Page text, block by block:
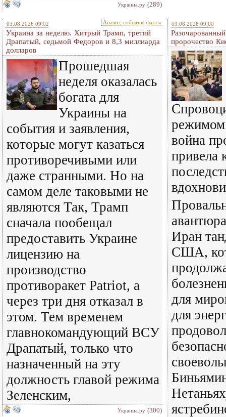
Украина.ру (289)
03.08.2026 09:02 Анализ, события, факты
Украина за неделю. Хитрый Трамп, третий
Драпатый, седьмой Федоров и 8,3 миллиарда
долларов
Прошедшая
неделя оказалась
богата для
Украины на
события и заявления,
которые могут казаться
противоречивыми или
даже странными. Но на
самом деле таковыми не
являются Так, Трамп
сначала пообещал
предоставить Украине
лицензию на
производство
противоракет Patriot, а
через три дня отказал в
этом. Тем временем
главнокомандующий ВСУ
Драпатый, только что
назначенный на эту
должность главой режима
Зеленским,
Украина.ру (300)
03.08.2026 09:00
пророчество
режимом
война
привела
Иран
США,
для
для